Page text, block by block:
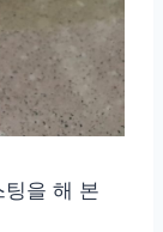
을 해 본